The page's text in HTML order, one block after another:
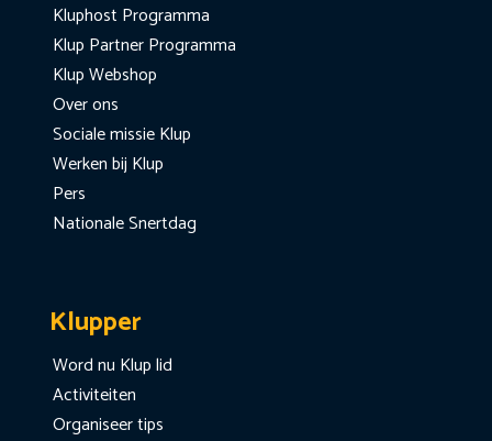
Kluphost Programma
Klup Partner Programma
Klup Webshop
Over ons
Sociale missie Klup
Werken bij Klup
Pers
Nationale Snertdag
Klupper
Word nu Klup lid
Activiteiten
Organiseer tips